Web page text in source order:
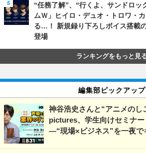
“任務了解”、“行くよ、サンドロッ
ムＷ」ヒイロ・デュオ・トロワ・
る…！ 新規録り下ろしボイス搭載
登場
ランキングをもっと見
編集部ピックアップ
神谷浩史さんと“アニメのし
pictures、学生向けセミナ
―“現場×ビジネス”を一夜で